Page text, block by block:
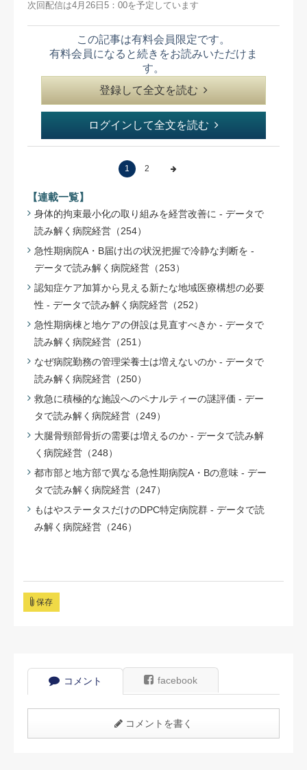
次回配信は4月26日5：00を予定しています
この記事は有料会員限定です。
有料会員になると続きをお読みいただけま
す。
登録して全文を読む
ログインして全文を読む
1 2
【連載一覧】
身体的拘束最小化の取り組みを経営改善に - データで
読み解く病院経営（254）
急性期病院A・B届け出の状況把握で冷静な判断を -
データで読み解く病院経営（253）
認知症ケア加算から見える新たな地域医療構想の必要
性 - データで読み解く病院経営（252）
急性期病棟と地ケアの併設は見直すべきか - データで
読み解く病院経営（251）
なぜ病院勤務の管理栄養士は増えないのか - データで
読み解く病院経営（250）
救急に積極的な施設へのペナルティーの謎評価 - デー
タで読み解く病院経営（249）
大腿骨頸部骨折の需要は増えるのか - データで読み解
く病院経営（248）
都市部と地方部で異なる急性期病院A・Bの意味 - デー
タで読み解く病院経営（247）
もはやステータスだけのDPC特定病院群 - データで読
み解く病院経営（246）
保存
コメント facebook
コメントを書く